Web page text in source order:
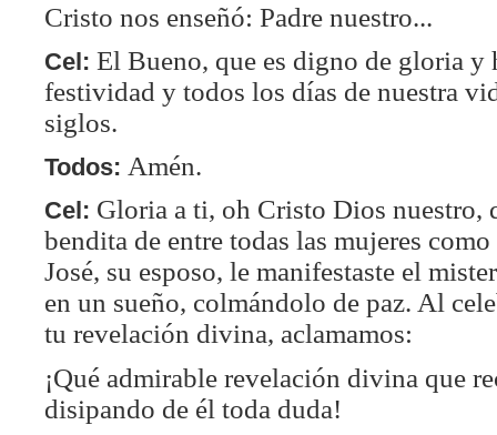
Cristo nos enseñó: Padre nuestro...
Cel: El Bueno, que es digno de gloria y
festividad y todos los días de nuestra
siglos.
Todos: Amén.
Cel: Gloria a ti, oh Cristo Dios nuestro,
bendita de entre todas las mujeres
José, su esposo, le manifestaste el
en un sueño, colmándolo de paz. Al
tu revelación divina, aclamamos:
¡Qué admirable revelación divina que
disipando de él toda duda!